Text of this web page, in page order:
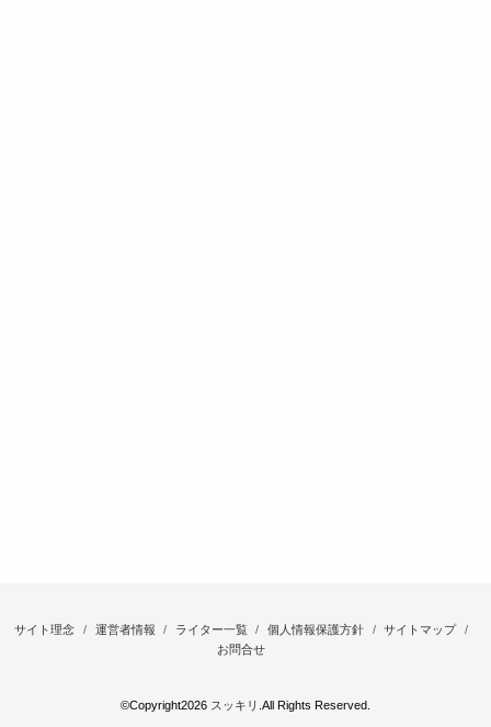
サイト理念 運営者情報 ライター一覧 個人情報保護方針
サイトマップ
お問合せ
©Copyright2026 スッキリ .All Rights Reserved.